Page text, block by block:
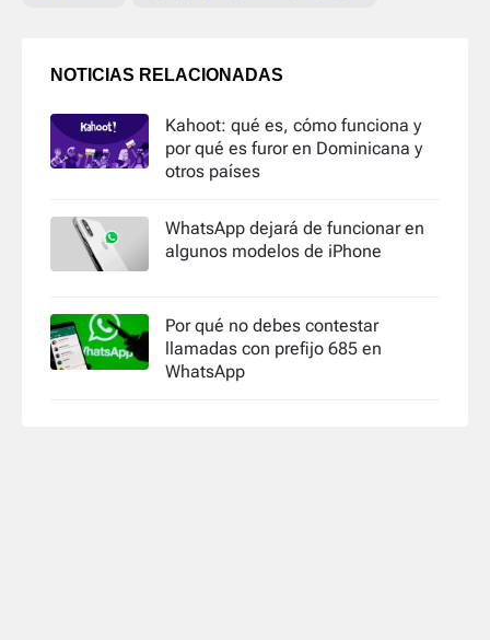
NOTICIAS RELACIONADAS
Kahoot: qué es, cómo funciona y
por qué es furor en Dominicana y
otros países
WhatsApp dejará de funcionar en
algunos modelos de iPhone
Por qué no debes contestar
llamadas con prefijo 685 en
WhatsApp